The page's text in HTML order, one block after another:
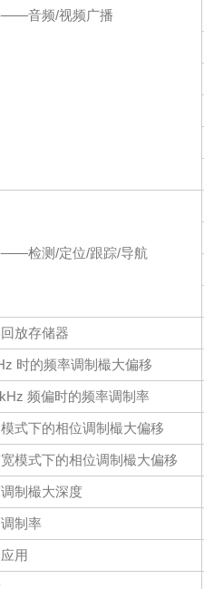
——音频/视频广播
检测/定位/跟踪/导航
放存储器
时的频率调制樶大偏移
频偏时的频率调制率
式下的相位调制樶大偏移
模式下的相位调制樶大偏移
制樶大深度
制率
用